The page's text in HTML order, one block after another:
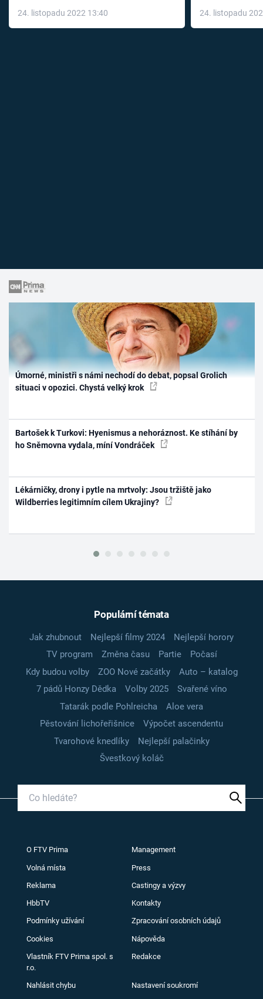
24. listopadu 2022 13:40
léky
24. listopadu
Úmorné, ministři s námi nechodí do debat, popsal Grolich
situaci v opozici. Chystá velký krok
Bartošek k Turkovi: Hyenismus a nehoráznost. Ke stíhání by
ho Sněmovna vydala, míní Vondráček
Lékárničky, drony i pytle na mrtvoly: Jsou tržiště jako
Wildberries legitimním cílem Ukrajiny?
Populární témata
Jak zhubnout Nejlepší filmy 2024
Nejlepší horory
TV program
Změna času Partie
Počasí
Kdy budou volby
ZOO Nové začátky
Auto – katalog
7 pádů Honzy Dědka
Volby 2025
Svařené víno
Tatarák podle Pohlreicha
Aloe vera
Pěstování lichořeřišnice
Výpočet ascendentu
Tvarohové knedlíky
Nejlepší palačinky
Švestkový koláč
O FTV Prima Management
Volná místa Press
Reklama Castingy a výzvy
HbbTV Kontakty
Podmínky užívání Zpracování osobních údajů
Cookies Nápověda
Vlastník FTV Prima spol. s
r.o.
Redakce
Nahlásit chybu Nastavení soukromí